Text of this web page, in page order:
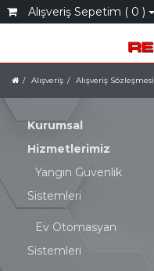
Alışveriş Sepetim ( 0 )
Alışveriş Alışveriş Sözleşmesi
Kurumsal
Hizmetlerimiz
Yangın Guvenlik
Sistemleri
Ev Otomasyan
Sistemleri